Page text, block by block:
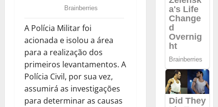
A Polícia Militar foi
acionada e isolou a área
para a realização dos
primeiros levantamentos. A
Polícia Civil, por sua vez,
assumirá as investigações
para determinar as causas